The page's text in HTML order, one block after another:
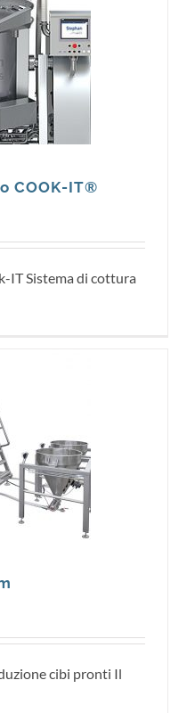
COOK-IT®
IT Sistema di cottura
cibi pronti Il